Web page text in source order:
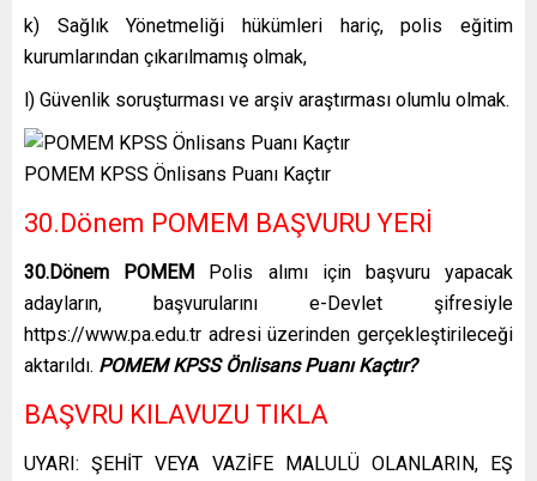
k) Sağlık Yönetmeliği hükümleri hariç, polis eğitim
kurumlarından çıkarılmamış olmak,
l) Güvenlik soruşturması ve arşiv araştırması olumlu olmak.
POMEM KPSS Önlisans Puanı Kaçtır
30.Dönem POMEM BAŞVURU YERİ
30.Dönem POMEM Polis alımı için başvuru yapacak
adayların, başvurularını e-Devlet şifresiyle
https://www.pa.edu.tr adresi üzerinden gerçekleştirileceği
aktarıldı. POMEM KPSS Önlisans Puanı Kaçtır?
BAŞVRU KILAVUZU TIKLA
UYARI: ŞEHİT VEYA VAZİFE MALULÜ OLANLARIN, EŞ